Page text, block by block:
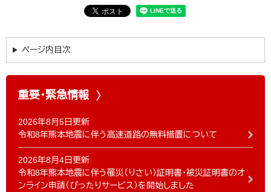
ページ内目次
重要・緊急情報
2026年8月5日更新
令和8年熊本地震に伴う高速道路の無料措置について
2026年8月4日更新
令和8年熊本地震に伴う罹災（りさい）証明書・被災証明書のオ
ンライン申請（ぴったりサービス）を開始しました